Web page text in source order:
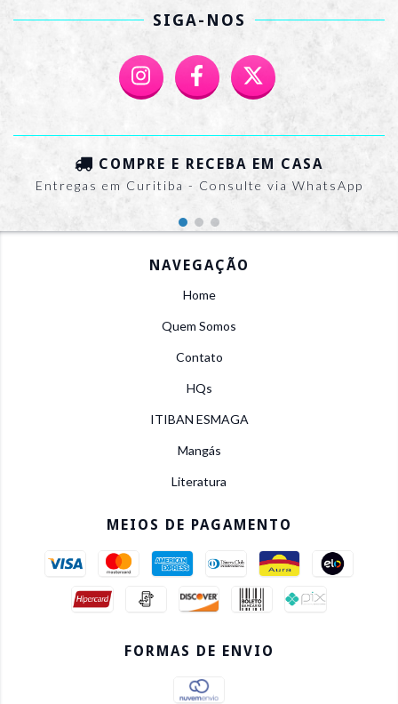
SIGA-NOS
COMPRE E RECEBA EM CASA
Entregas em Curitiba - Consulte via WhatsApp
NAVEGAÇÃO
Home
Quem Somos
Contato
HQs
ITIBAN ESMAGA
Mangás
Literatura
MEIOS DE PAGAMENTO
FORMAS DE ENVIO